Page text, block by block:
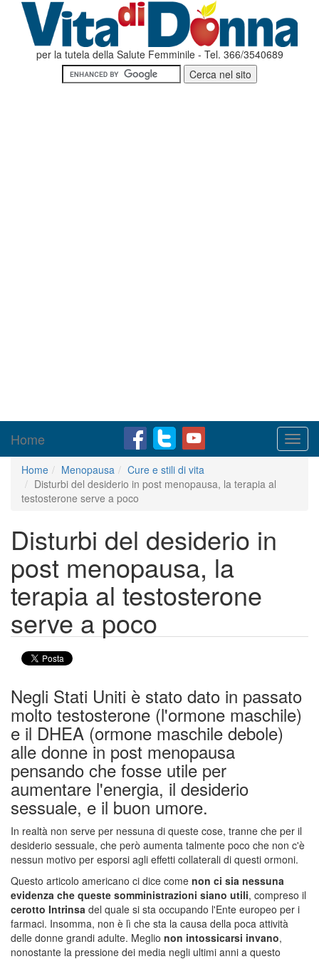
per la tutela della Salute Femminile - Tel. 366/3540689
Home
Home Menopausa
Cure e stili di vita
Disturbi del desiderio in post menopausa, la terapia al
testosterone serve a poco
Disturbi del desiderio in
post menopausa, la
terapia al testosterone
serve a poco
Negli Stati Uniti è stato dato in passato
molto testosterone (l'ormone maschile)
e il DHEA (ormone maschile debole)
alle donne in post menopausa
pensando che fosse utile per
aumentare l'energia, il desiderio
sessuale, e il buon umore.
In realtà non serve per nessuna di queste cose, tranne che per il
desiderio sessuale, che però aumenta talmente poco che non c'è
nessun motivo per esporsi agli effetti collaterali di questi ormoni.
Questo articolo americano ci dice come non ci sia nessuna
evidenza che queste somministrazioni siano utili, compreso il
cerotto Intrinsa del quale si sta occupando l'Ente europeo per i
farmaci. Insomma, non è lì che sta la causa della poca attività
delle donne grandi adulte. Meglio non intossicarsi invano,
nonostante la pressione dei media negli ultimi anni a questo